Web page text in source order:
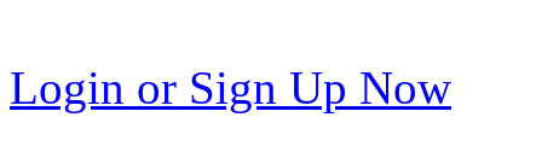
Login or Sign Up Now